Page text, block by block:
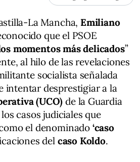
La Mancha, Emiliano
que el PSOE
momentos más delicados”
al hilo de las revelaciones
socialista señalada
intentar desprestigiar a la
(UCO) de la Guardia
casos judiciales que
el denominado ‘caso
del caso Koldo.